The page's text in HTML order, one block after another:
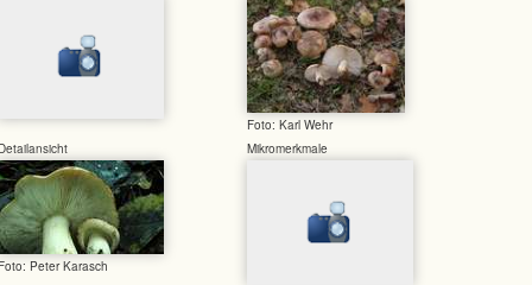
Foto: Karl Wehr
Peter Karasch
Mikromerkmale